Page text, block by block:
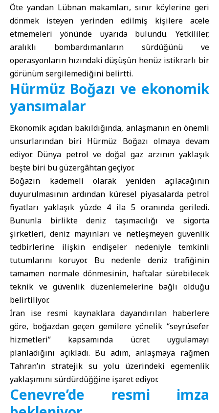
Öte yandan Lübnan makamları, sınır köylerine geri
dönmek isteyen yerinden edilmiş kişilere acele
etmemeleri yönünde uyarıda bulundu. Yetkililer,
aralıklı bombardımanların sürdüğünü ve
operasyonların hızındaki düşüşün henüz istikrarlı bir
görünüm sergilemediğini belirtti.
Hürmüz Boğazı ve ekonomik
yansımalar
Ekonomik açıdan bakıldığında, anlaşmanın en önemli
unsurlarından biri Hürmüz Boğazı olmaya devam
ediyor. Dünya petrol ve doğal gaz arzının yaklaşık
beşte biri bu güzergâhtan geçiyor.
Boğazın kademeli olarak yeniden açılacağının
duyurulmasının ardından küresel piyasalarda petrol
fiyatları yaklaşık yüzde 4 ila 5 oranında geriledi.
Bununla birlikte deniz taşımacılığı ve sigorta
şirketleri, deniz mayınları ve netleşmeyen güvenlik
tedbirlerine ilişkin endişeler nedeniyle temkinli
tutumlarını koruyor. Bu nedenle deniz trafiğinin
tamamen normale dönmesinin, haftalar sürebilecek
teknik ve güvenlik düzenlemelerine bağlı olduğu
belirtiliyor.
İran ise resmi kaynaklara dayandırılan haberlere
göre, boğazdan geçen gemilere yönelik “seyrüsefer
hizmetleri” kapsamında ücret uygulamayı
planladığını açıkladı. Bu adım, anlaşmaya rağmen
Tahran’ın stratejik su yolu üzerindeki egemenlik
yaklaşımını sürdürdüğğine işaret ediyor.
Cenevre’de resmi imza